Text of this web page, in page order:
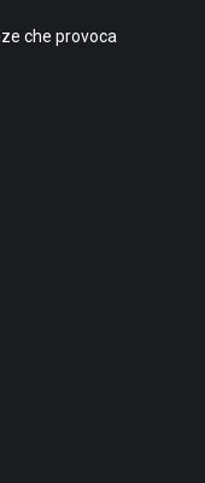
che provoca